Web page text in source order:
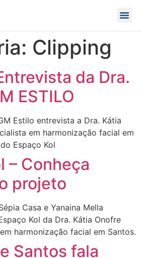
Clipping
da Dra.
ESTILO
Estilo entrevista a Dra. Kátia
em harmonização facial em
Espaço Kol
– Conheça
projeto
Casa e Yanaina Mella
Kol da Dra. Kátia Onofre
harmonização facial em Santos.
Santos fala